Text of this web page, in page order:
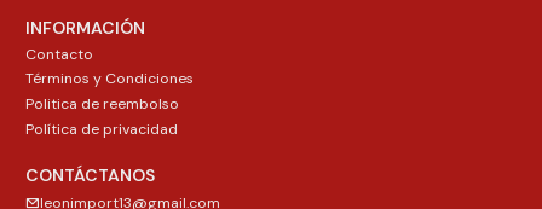
INFORMACIÓN
Contacto
Términos y Condiciones
Politica de reembolso
Política de privacidad
CONTÁCTANOS
leonimport13@gmail.com